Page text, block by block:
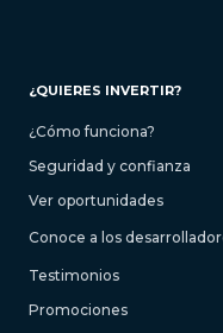
¿QUIERES INVERTIR?
¿Cómo funciona?
Seguridad y confianza
Ver oportunidades
Conoce a los
Testimonios
Promociones